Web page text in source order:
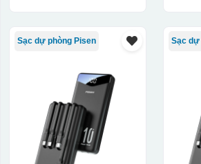
Sạc dự phòng Pisen Sạc dự